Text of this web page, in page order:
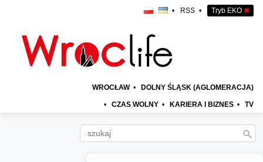
• RSS • Tryb EKO ✖
WROCŁAW • DOLNY ŚLĄSK (AGLOMERACJA)
• CZAS WOLNY • KARIERA I BIZNES • TV